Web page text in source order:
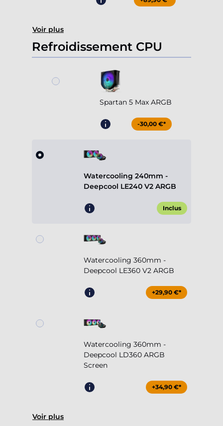
Voir plus
Refroidissement CPU
Spartan 5 Max ARGB
-30,00 €*
Watercooling 240mm -
Deepcool LE240 V2 ARGB
Inclus
Watercooling 360mm -
Deepcool LE360 V2 ARGB
+29,90 €*
Watercooling 360mm -
Deepcool LD360 ARGB
Screen
+34,90 €*
Voir plus